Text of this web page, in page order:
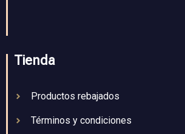
Tienda
Productos rebajados
Términos y condiciones